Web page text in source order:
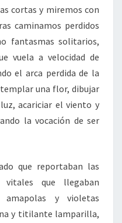
cortas y miremos con
caminamos perdidos
fantasmas solitarios,
vuela a velocidad de
el arca perdida de la
una flor, dibujar
acariciar el viento y
la vocación de ser
que reportaban las
vitales que llegaban
y violetas
y titilante lamparilla,